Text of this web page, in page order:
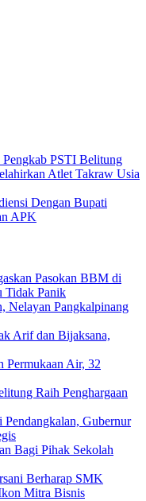
PSTI Belitung
Atlet Takraw Usia
Dengan Bupati
APK
Pasokan BBM di
Tidak Panik
Nelayan Pangkalpinang
Arif dan Bijaksana,
Permukaan Air, 32
Raih Penghargaan
Gubernur
Bagi Pihak Sekolah
Berharap SMK
Mitra Bisnis